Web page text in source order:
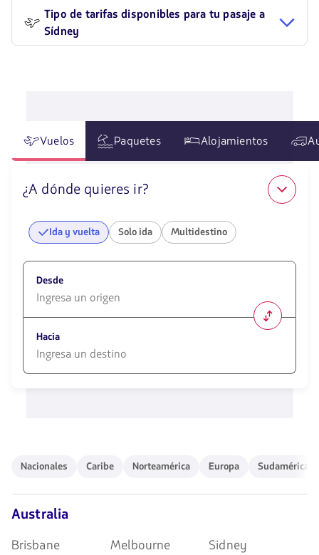
Tipo de tarifas disponibles para tu pasaje a
Sídney
Vuelos Paquetes Alojamientos
¿A dónde quieres ir?
Ida y vuelta Solo ida Multidestino
Desde
opciones
disponibles.
Usa
las
Hacia
flechas
navegar
Nacionales
Nacionales Caribe
Caribe Norteamérica
Norteamérica Europa
Europa Sudamérica
Sudamérica
Australia
Brisbane Melbourne Sidney